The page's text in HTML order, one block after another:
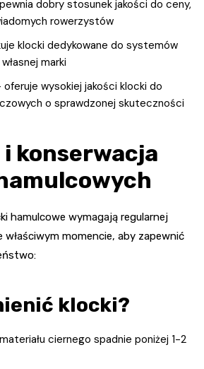
dobry stosunek jakości do ceny,
rowerzystów
klocki dedykowane do systemów
marki
oferuje wysokiej jakości klocki do
o sprawdzonej skuteczności
i konserwacja
hamulcowe wymagają regularnej
momencie, aby zapewnić
klocki?
ciernego spadnie poniżej 1-2